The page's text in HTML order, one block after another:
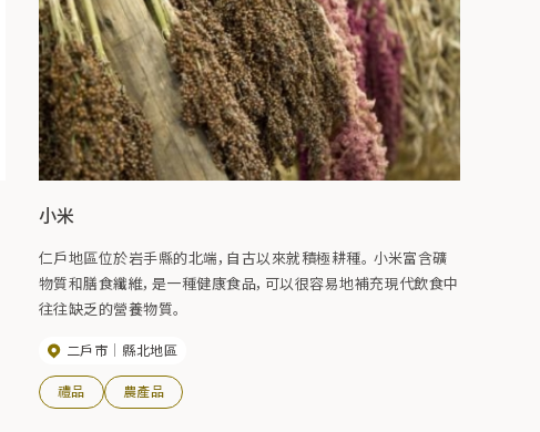
小米
仁戶地區位於岩手縣的北端，自古以來就積極耕種。 小米富含礦
物質和膳食纖維，是一種健康食品，可以很容易地補充現代飲食中
往往缺乏的營養物質。
二戶市 縣北地區
禮品 農產品